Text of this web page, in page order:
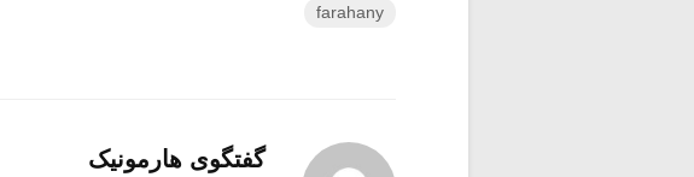
farahany
گفتگوی هارمونیک